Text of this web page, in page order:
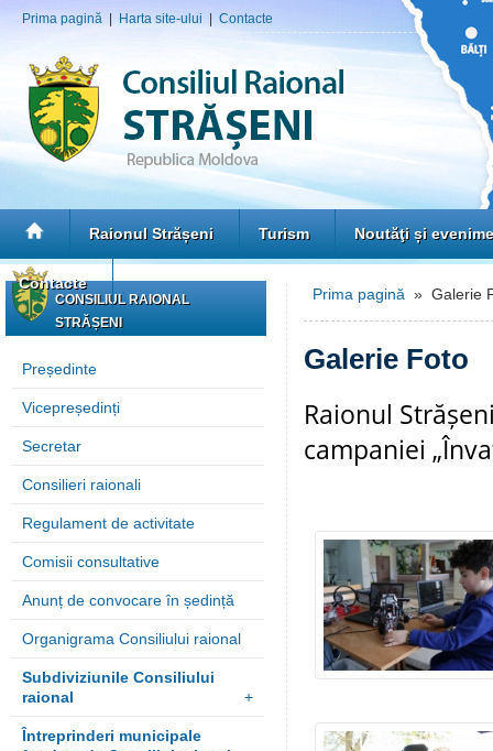
Prima pagină Harta site-ului Contacte
Raionul Strășeni Turism Noutăţi și
Contacte
CONSILIUL RAIONAL
STRĂȘENI
Președinte
Vicepreședinți
Secretar
Consilieri raionali
Regulament de activitate
Comisii consultative
Anunț de convocare în ședință
Organigrama Consiliului raional
Subdiviziunile Consiliului
raional
+
Întreprinderi municipale
Prima pagină » Galerie
Galerie Foto
Raionul
campaniei